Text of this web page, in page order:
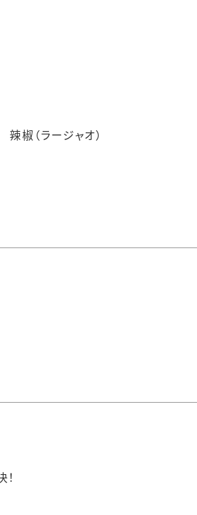
椒（ラージャオ）